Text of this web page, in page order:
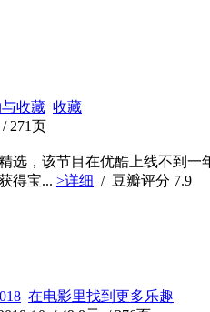
收藏 收藏
271页
选，该节目在优酷上线不到
得宝... >详细 / 豆瓣评分 7.9
在电影里找到更多乐趣